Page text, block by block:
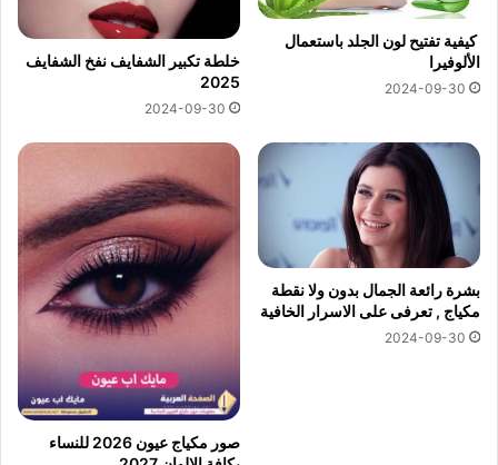
كيفية تفتيح لون الجلد باستعمال
الألوفيرا
2024-09-30
خلطة تكبير الشفايف نفخ الشفايف
2025
2024-09-30
بشرة رائعة الجمال بدون ولا نقطة
مكياج , تعرفى على الاسرار الخافية
2024-09-30
صور مكياج عيون 2026 للنساء